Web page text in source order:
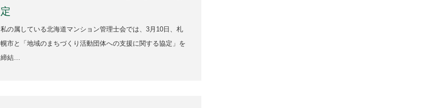
定
私の属している北海道マンション管理士会では、3月10日、札
幌市と「地域のまちづくり活動団体への支援に関する協定」を
締結…